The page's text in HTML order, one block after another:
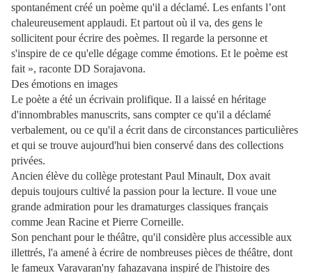
spontanément créé un poème qu'il a déclamé. Les enfants l’ont
chaleureusement applaudi. Et partout où il va, des gens le
sollicitent pour écrire des poèmes. Il regarde la personne et
s'inspire de ce qu'elle dégage comme émotions. Et le poème est
fait », raconte DD Sorajavona.
Des émotions en images
Le poète a été un écrivain prolifique. Il a laissé en héritage
d'innombrables manuscrits, sans compter ce qu'il a déclamé
verbalement, ou ce qu'il a écrit dans de circonstances particulières
et qui se trouve aujourd'hui bien conservé dans des collections
privées.
Ancien élève du collège protestant Paul Minault, Dox avait
depuis toujours cultivé la passion pour la lecture. Il voue une
grande admiration pour les dramaturges classiques français
comme Jean Racine et Pierre Corneille.
Son penchant pour le théâtre, qu'il considère plus accessible aux
illettrés, l'a amené à écrire de nombreuses pièces de théâtre, dont
le fameux Varavaran'ny fahazavana inspiré de l'histoire des